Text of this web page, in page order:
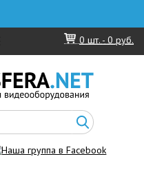
0 шт. - 0 руб.